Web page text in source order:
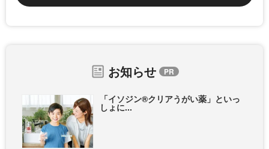
お知らせ
「イソジン®クリアうがい薬」といっ
しょに...